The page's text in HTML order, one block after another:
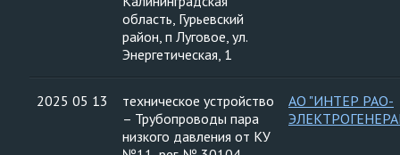
область, Гурьевский
район, п Луговое, ул.
Энергетическая, 1
2025 05 13
техническое устройство
– Трубопроводы пара
низкого давления от КУ
АО "ИНТЕР РАО-